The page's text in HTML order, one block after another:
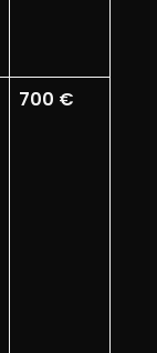
700 €